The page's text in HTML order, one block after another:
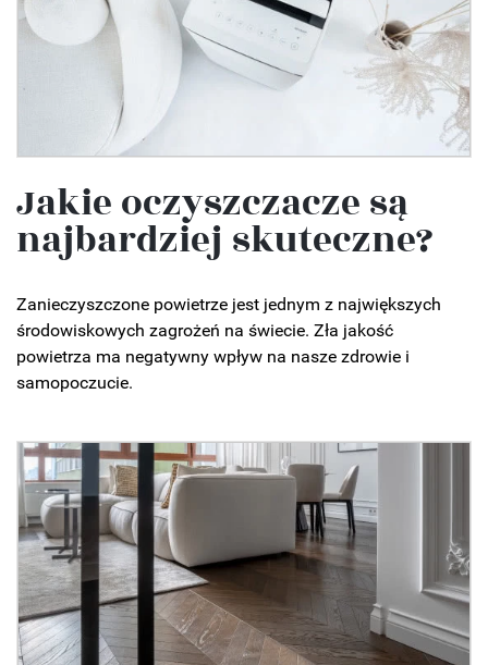
Jakie oczyszczacze są
najbardziej skuteczne?
Zanieczyszczone powietrze jest jednym z największych
środowiskowych zagrożeń na świecie. Zła jakość
powietrza ma negatywny wpływ na nasze zdrowie i
samopoczucie.